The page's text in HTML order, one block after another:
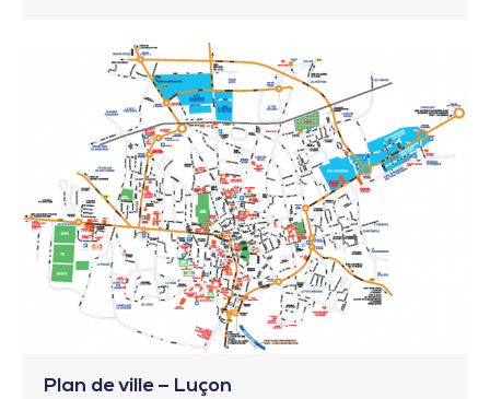
Plan de ville – Luçon